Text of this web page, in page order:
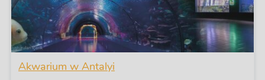
Akwarium w Antalyi